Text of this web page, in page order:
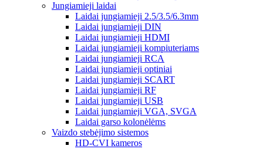
Jungiamieji laidai
Laidai jungiamieji 2.5/3.5/6.3mm
Laidai jungiamieji DIN
Laidai jungiamieji HDMI
Laidai jungiamieji kompiuteriams
Laidai jungiamieji RCA
Laidai jungiamieji optiniai
Laidai jungiamieji SCART
Laidai jungiamieji RF
Laidai jungiamieji USB
Laidai jungiamieji VGA, SVGA
Laidai garso kolonėlėms
Vaizdo stebėjimo sistemos
HD-CVI kameros